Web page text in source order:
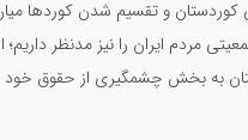
کوردستان و تقسیم شدن کوردها
مردم ایران را نیز مدنظر داریم؛
به بخش چشمگیری از حقوق